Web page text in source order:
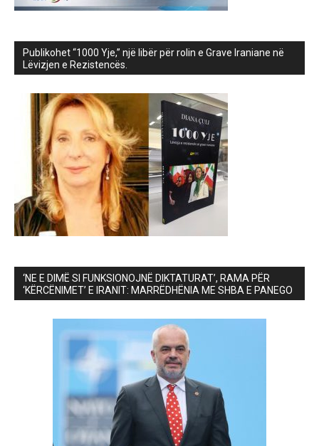
Publikohet “1000 Yje,” një libër për rolin e Grave Iraniane në
Lëvizjen e Rezistencës.
‘NE E DIMË SI FUNKSIONOJNË DIKTATURAT’, RAMA PËR
‘KËRCËNIMET’ E IRANIT: MARRËDHËNIA ME SHBA E PANEGO